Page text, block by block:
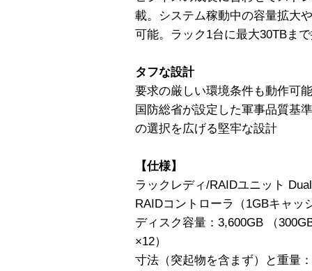
載。システム稼動中の容量拡大
可能。ラック1台に最大30TBま
タフな設計
要求の厳しい環境条件も動作可
国防総省が設定した軍事品質基
の選択を広げる堅牢な設計
【仕様】
ラックレディ/RAIDユニット
RAIDコントローラ（1GBキャッ
ディスク容量：3,600GB （
×12）
寸法（突起物を含まず）と重量：